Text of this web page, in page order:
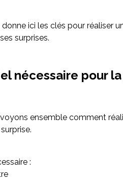
ici les clés pour réaliser
surprises.
nécessaire pour
ensemble comment
: